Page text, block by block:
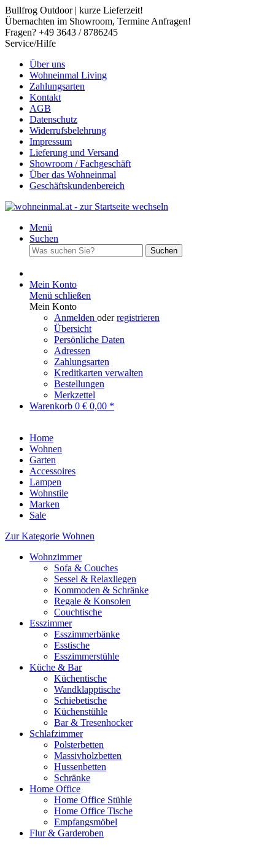
Bullfrog Outdoor | kurze Lieferzeit!
Übernachten im Showroom, Termine Anfragen!
Fragen? +49 3643 / 8786245
Service/Hilfe
Über uns
Wohneinmal Living
Zahlungsarten
Kontakt
AGB
Datenschutz
Widerrufsbelehrung
Impressum
Lieferung und Versand
Showroom / Fachgeschäft
Über das Wohneinmal
Geschäftskundenbereich
Menü
Suchen
Suchen
Mein Konto
Menü schließen
Mein Konto
Anmelden oderregistrieren
Übersicht
Persönliche Daten
Adressen
Zahlungsarten
Kreditkarten verwalten
Bestellungen
Merkzettel
Warenkorb 0 € 0,00 *
Home
Wohnen
Garten
Accessoires
Lampen
Wohnstile
Marken
Sale
Zur Kategorie Wohnen
Wohnzimmer
Sofa & Couches
Sessel & Relaxliegen
Kommoden & Schränke
Regale & Konsolen
Couchtische
Esszimmer
Esszimmerbänke
Esstische
Esszimmerstühle
Küche & Bar
Küchentische
Wandklapptische
Schiebetische
Küchenstühle
Bar & Tresenhocker
Schlafzimmer
Polsterbetten
Massivholzbetten
Hussenbetten
Schränke
Home Office
Home Office Stühle
Home Office Tische
Empfangsmöbel
Flur & Garderoben